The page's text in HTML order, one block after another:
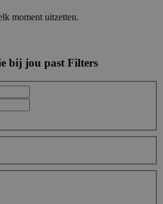
moment uitzetten.
bij jou past Filters